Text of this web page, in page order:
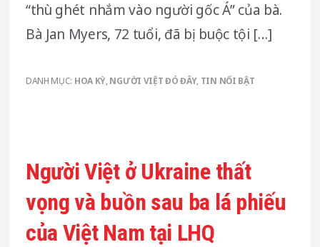
“thù ghét nhắm vào người gốc Á” của bà.
Bà Jan Myers, 72 tuổi, đã bị buộc tội […]
DANH MỤC: HOA KỲ, NGƯỜI VIỆT ĐÓ ĐÂY, TIN NỔI BẬT
Người Việt ở Ukraine thất
vọng và buồn sau ba lá phiếu
của Việt Nam tại LHQ